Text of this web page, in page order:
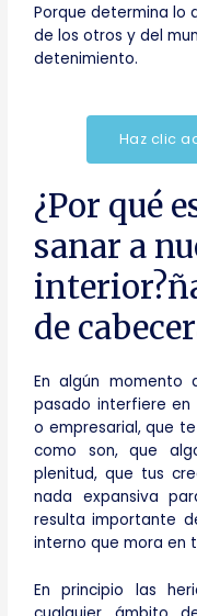
Porque determina lo
de los otros y del
detenimiento.
Haz clic
¿Por qué
sanar a
de
En algún
pasado interfiere en
o empresarial, que
como son, que
plenitud, que tus
nada expansiva
resulta importante
interno que mora en
En principio las